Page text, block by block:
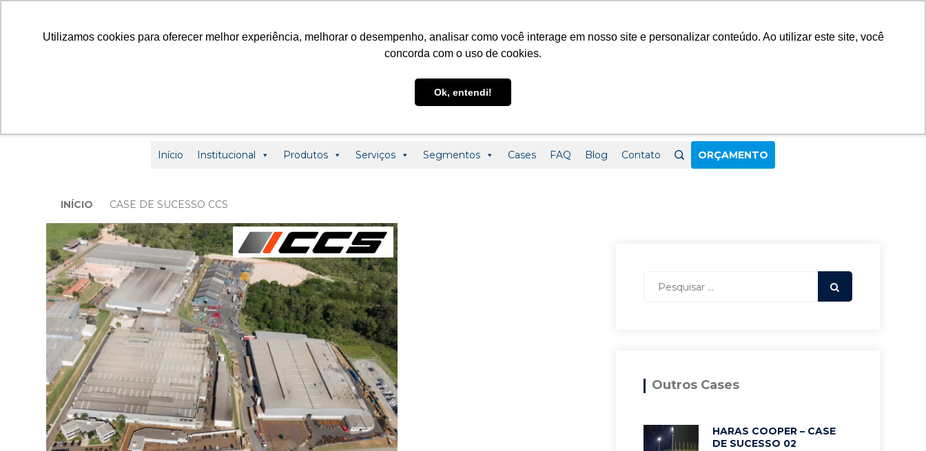
Utilizamos cookies para oferecer melhor experiência, melhorar o desempenho, analisar como você interage em nosso site e personalizar conteúdo. Ao utilizar este site, você
concorda com o uso de cookies.
Ok, entendi!
Início Institucional Produtos Serviços Segmentos Cases FAQ Blog Contato ORÇAMENTO
INÍCIO CASE DE SUCESSO CCS
Outros Cases
HARAS COOPER – CASE
DE SUCESSO 02